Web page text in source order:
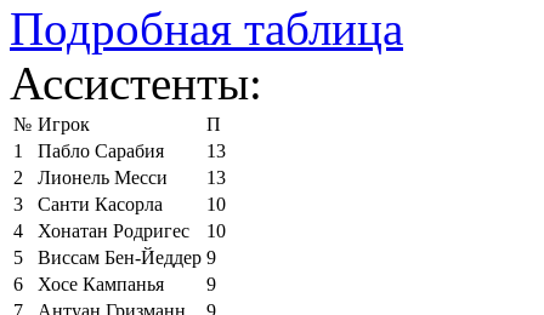
Подробная таблица
Ассистенты:
№ Игрок
П
1
Пабло Сарабия
13
2
Лионель Месси
13
3
Санти Касорла
10
4
Хонатан Родригес
10
5
Виссам Бен-Йеддер 9
6
Хосе Кампанья
9
7
Антуан Гризманн
9